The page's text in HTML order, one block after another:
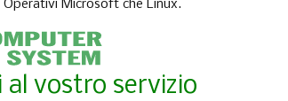
Microsoft che Linux.
al vostro servizio